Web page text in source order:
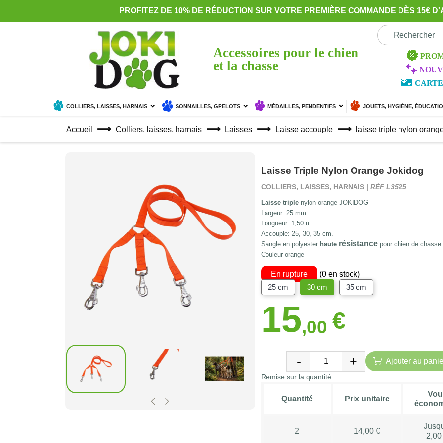
PROFITEZ DE 10% DE RÉDUCTION SUR VOTRE PREMIÈRE COMMANDE DÈS 15€
Accessoires pour le chien
et la chasse
COLLIERS, LAISSES, HARNAIS SONNAILLES, GRELOTS MÉDAILLES, PENDENTIFS JOUETS, HYGIÈNE,
Accueil Colliers, laisses, harnais Laisses Laisse accouple laisse triple nylon
Laisse Triple Nylon Orange Jokidog
COLLIERS, LAISSES, HARNAIS | RÉF L3525
Laisse triplenylon orange JOKIDOG
Largeur: 25 mm
Longueur: 1,50 m
Accouple: 25, 30, 35 cm.
Sangle en polyester hauterésistancepour chien de chasse
Couleur orange
En rupture
(0 en stock)
25 cm
30 cm 35 cm
15,00 €
Ajouter au
Remise sur la quantité
Quantité Prix unitaire
2 14,00 €
2,00